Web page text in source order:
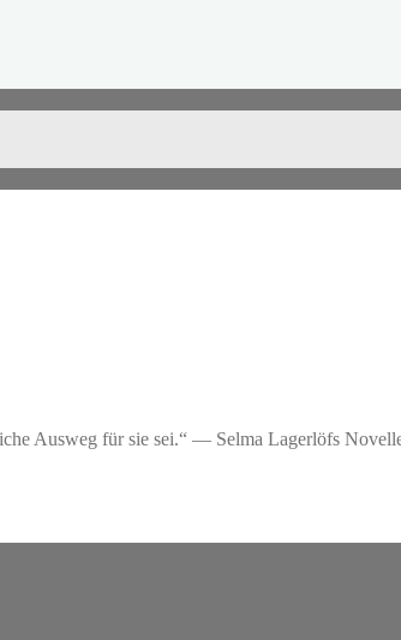
Ausweg für sie sei.“ — Selma Lagerlöfs